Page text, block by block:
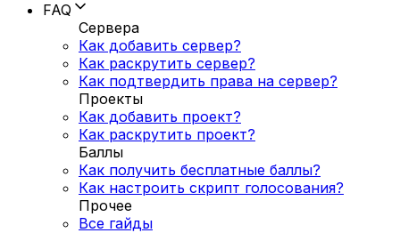
FAQ
Сервера
Как добавить сервер?
Как раскрутить сервер?
Как подтвердить права на сервер?
Проекты
Как добавить проект?
Как раскрутить проект?
Баллы
Как получить бесплатные баллы?
Как настроить скрипт голосования?
Прочее
Все гайды